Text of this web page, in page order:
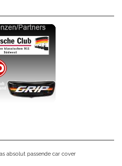
absolut passende car cover